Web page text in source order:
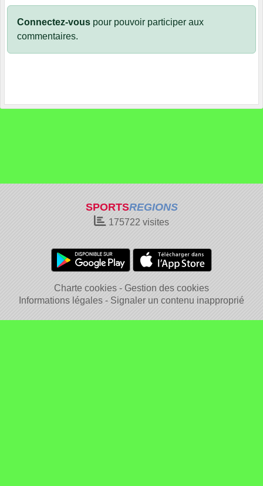
Connectez-vous pour pouvoir participer aux
commentaires.
SPORTSREGIONS
175722 visites
Charte cookies
Gestion des cookies
Informations légales
Signaler un contenu inapproprié